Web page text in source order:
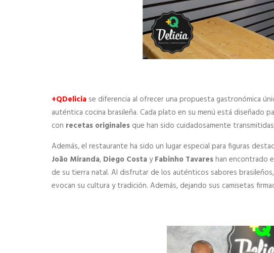
+QDelicia se diferencia al ofrecer una propuesta gastronómica
auténtica cocina brasileña. Cada plato en su menú está diseñado
con recetas originales que han sido cuidadosamente
Además, el restaurante ha sido un lugar especial para figuras
João Miranda, Diego CostayFabinho Tavareshan encontrado
de su tierra natal. Al disfrutar de los auténticos sabores
evocan su cultura y tradición. Además, dejando sus camisetas